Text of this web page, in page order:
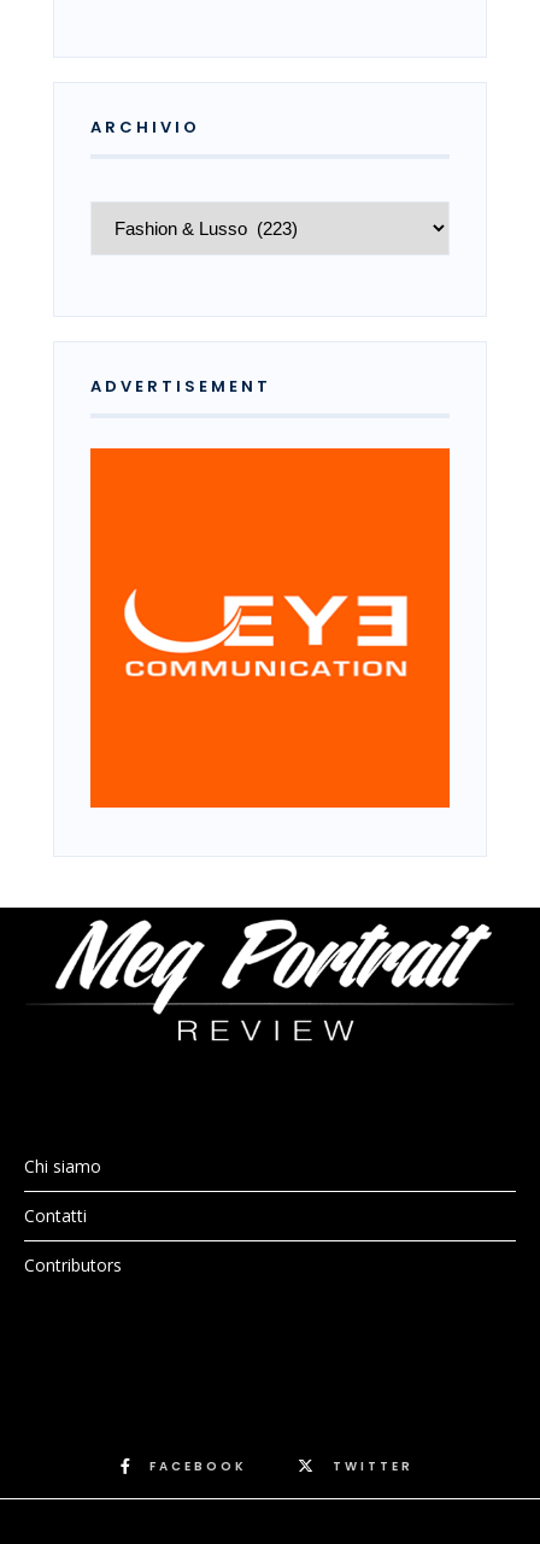
ARCHIVIO
Archivio
ADVERTISEMENT
Chi siamo
Contatti
Contributors
FACEBOOK TWITTER